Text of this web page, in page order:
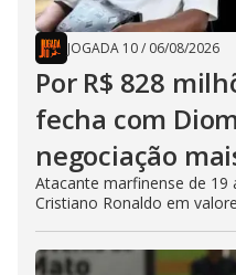
JOGADA 10/ 06/08/2026
Por R$ 828
fecha com
negociação
Atacante marfinense de
Cristiano Ronaldo em